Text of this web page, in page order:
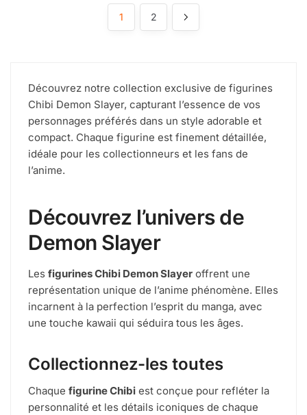
1 2
Découvrez notre collection exclusive de figurines
Chibi Demon Slayer, capturant l’essence de vos
personnages préférés dans un style adorable et
compact. Chaque figurine est finement détaillée,
idéale pour les collectionneurs et les fans de
l’anime.
Découvrez l’univers de
Demon Slayer
Les figurines Chibi Demon Slayer offrent une
représentation unique de l’anime phénomène. Elles
incarnent à la perfection l’esprit du manga, avec
une touche kawaii qui séduira tous les âges.
Collectionnez-les toutes
Chaque figurine Chibi est conçue pour refléter la
personnalité et les détails iconiques de chaque